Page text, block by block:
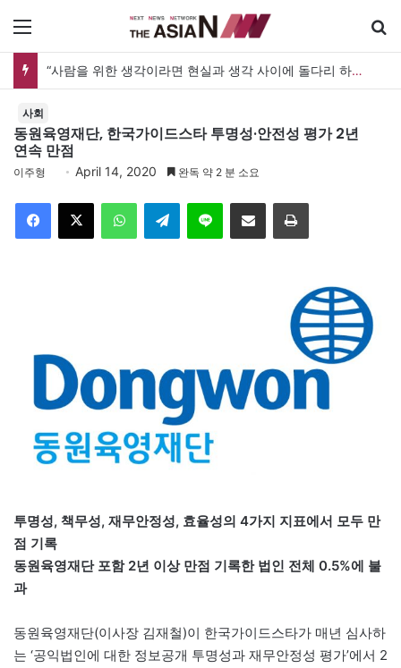
“사람을 위한 생각이라면 현실과 생각 사이에 돌다리 하나는 놓아야 하지 않을까”
사회
동원육영재단, 한국가이드스타 투명성·안전성 평가 2년
연속 만점
이주형 April 14, 2020 완독 약 2 분 소요
Telegram 이메일
투명성, 책무성, 재무안정성, 효율성의 4가지 지표에서 모두 만
점 기록
동원육영재단 포함 2년 이상 만점 기록한 법인 전체 0.5%에 불
과
동원육영재단(이사장 김재철)이 한국가이드스타가 매년 심사하
는 ‘공익법인에 대한 정보공개 투명성과 재무안정성 평가’에서 2